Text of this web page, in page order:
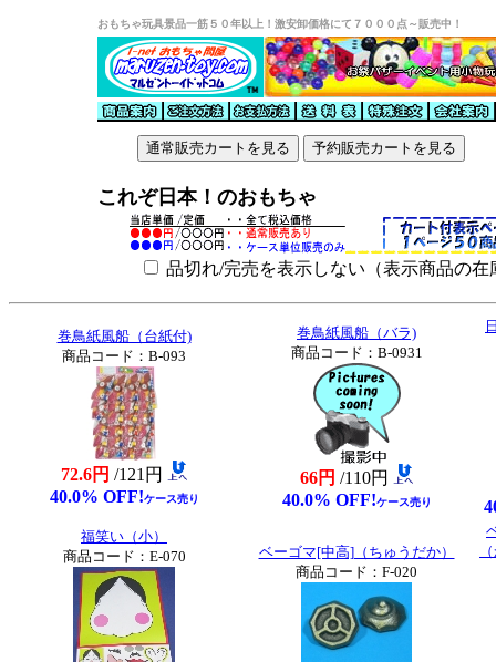
おもちゃ玩具景品一筋５０年以上！激安卸価格にて７０００点～販売中！
これぞ日本！のおもちゃ
品切れ/完売を表示しない（表示商品の
巻鳥紙風船（台紙付)
商品コード：B-093
72.6円 /121円
40.0% OFF!ケース売り
巻鳥紙風船（バラ)
商品コード：B-0931
66円 /110円
40.0% OFF!ケース売り
福笑い（小）
商品コード：E-070
ベーゴマ[中高]（ちゅうだか）
商品コード：F-020